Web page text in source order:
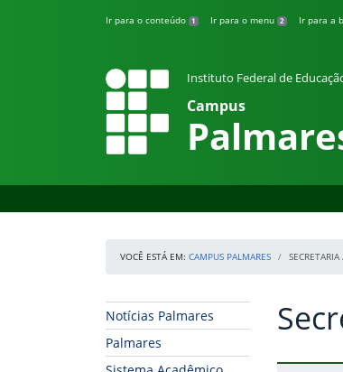
Ir para o conteúdo 1 Ir para o menu 2 Ir para a
Instituto Federal de
Campus
VOCÊ ESTÁ EM: CAMPUS PALMARES
Início da navegação
Notícias Palmares
Palmares
Início do